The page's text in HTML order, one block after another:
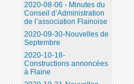
2020-08-06 - Minutes du
Conseil d’Administration
de l’association Flainoise
2020-09-30-Nouvelles de
Septembre
2020-10-18-
Constructions annoncées
à Flaine